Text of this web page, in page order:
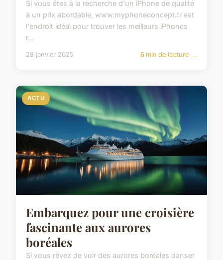
Si vous êtes à la recherche d'un iPhone de qualité
à un prix abordable, www.myphoneconcept.fr est
l'endroit idéal pour trouver les meilleurs iPhones
r...
28 janvier 2025 6 min de lecture →
ACTU
Embarquez pour une croisière
fascinante aux aurores
boréales
Si vous rêvez de voir des aurores boréales danser